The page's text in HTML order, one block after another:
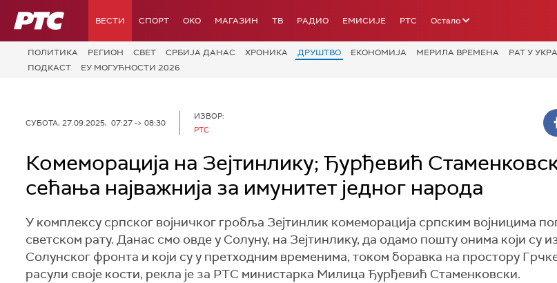
РТС ВЕСТИ СПОРТ OKO МАГАЗИН ТВ РАДИО ЕМИСИЈЕ РТС Остало
ПОЛИТИКА РЕГИОН СВЕТ СРБИЈА ДАНАС ХРОНИКА ДРУШТВО ЕКОНОМИЈА МЕРИЛА ВРЕМЕНА РАТ У
ПОДКАСТ
ЕУ МОГУЋНОСТИ 2026
СУБОТА, 27.09.2025, 07:27 -> 08:30
ИЗВОР:
РТС
Комеморација на Зејтинлику; Ђурђевић
сећања најважнија за имунитет једног народа
У комплексу српског војничког гробља Зејтинлик комеморација српским војницима
светском рату. Данас смо овде у Солуну, на Зејтинлику, да одамо пошту онима који су
Солунског фронта и који су у претходним временима, током боравка на простору
расули своје кости, рекла је за РТС министарка Милица Ђурђевић Стаменковски.